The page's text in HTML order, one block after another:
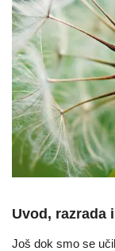
Uvod, razrada
Još dok smo se